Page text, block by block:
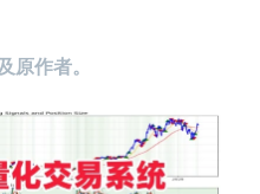
的策略，能比胜率60%的更赚钱
了一遍回测（附代码）
万亿
多干12年才能退休
原作者。